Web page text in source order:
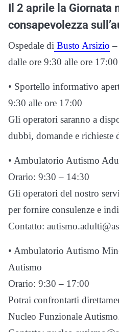
Il 2 aprile la Giornata
consapevolezza
Ospedale di Busto Arsizio –
dalle ore 9:30 alle ore 17:00
• Sportello informativo
9:30 alle ore 17:00
Gli operatori saranno a
dubbi, domande e richieste
• Ambulatorio Autismo
Orario: 9:30 – 14:30
Gli operatori del nostro
per fornire consulenze e
Contatto:
• Ambulatorio Autismo
Autismo
Orario: 9:30 – 17:00
Potrai confrontarti
Nucleo Funzionale